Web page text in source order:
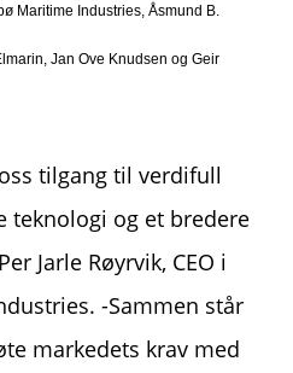
Maritime Industries, Åsmund B.
Jan Ove Knudsen og Geir
tilgang til verdifull
teknologi og et bredere
Jarle Røyrvik, CEO i
-Sammen står
markedets krav med